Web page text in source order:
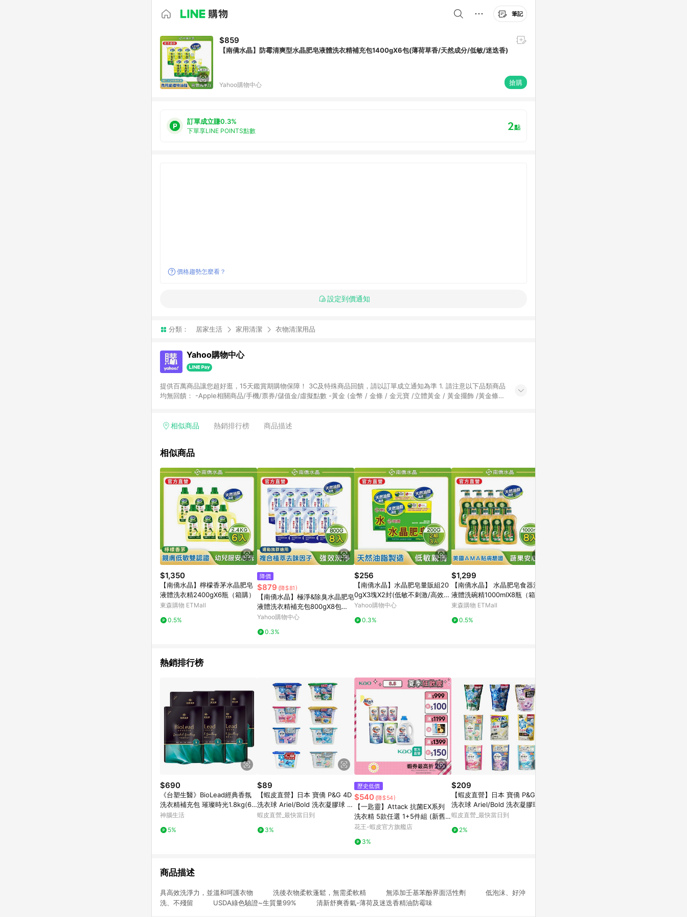
筆記
$859
【南僑水晶】防霉清爽型水晶肥皂液體洗衣精補充包1400gX6包(薄荷草香/天然成分/低敏/迷迭香)
Yahoo購物中心 搶購
訂單成立賺0.3%
下單享LINE POINTS點數 2點
價格趨勢怎麼看？
設定到價通知
分類： 居家生活 家用清潔 衣物清潔用品
Yahoo購物中心
提供百萬商品讓您超好逛，15天鑑賞期購物保障！ 3C及特殊商品回饋，請以訂單成立通知為準 1. 請注意以下品類商品
均無回饋： -Apple相關商品/手機/票券/儲值金/虛擬點數 -黃金 (金幣 / 金條 / 金元寶 /立體黃金 / 黃金擺飾 /黃金條
Yahoo超贈點回饋者 - 購物中心商店之商品：商品賣場中有標示「商店」及顯示商店名稱者(指定活動店家除外) 3. 訂
相似商品 熱銷排行榜 商品描述
相似商品
$1,350
【南僑水晶】檸檬香茅水晶肥皂
液體洗衣精2400gX6瓶（箱購）
東森購物 ETMall
0.5%
降價
$879 (降$81)
【南僑水晶】極淨&除臭水晶肥皂
液體洗衣精補充包800gX8包
（箱購）
Yahoo購物中心
0.3%
$256
【南僑水晶】水晶肥皂量販組20
0gX3塊X2封(低敏不刺激/高效洗
淨/去汙力強/友善環境)
Yahoo購物中心
0.3%
$1,299
【南僑水晶】 水晶肥皂食器洗滌
液體洗碗精1000mlX8瓶（箱購）
東森購物 ETMall
0.5%
熱銷排行榜
$690
《台塑生醫》BioLead經典香氛
洗衣精補充包 璀璨時光1.8kg(6
包入)
神腦生活
5%
$89
【蝦皮直營】日本 寶僑 P&G 4D
洗衣球 Ariel/Bold 洗衣凝膠球 盒
裝 2026款
蝦皮直營_最快當日到
3%
歷史低價
$540 (降$54)
【一匙靈】Attack 抗菌EX系列
洗衣精 5款任選 1+5件組 (新舊
包裝混出) │花王旗艦館
花王-蝦皮官方旗艦店
3%
$209
【蝦皮直營】日本 寶僑 P&G 4D
洗衣球 Ariel/Bold 洗衣凝膠球 補
充包
蝦皮直營_最快當日到
2%
商品描述
具高效洗淨力，並溫和呵護衣物 洗後衣物柔軟蓬鬆，無需柔軟精 無添加壬基苯酚界面活性劑 低泡沫、好沖
洗、不殘留 USDA綠色驗證~生質量99% 清新舒爽香氣-薄荷及迷迭香精油防霉味